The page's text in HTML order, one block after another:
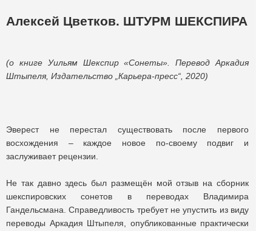
Алексей Цветков. ШТУРМ ШЕКСПИРА
(о книге Уильям Шекспир «Сонеты». Перевод Аркадия
Штыпеля, Издательство „Карьера-пресс“, 2020)
Эверест не перестал существовать после первого
восхождения – каждое новое по-своему подвиг и
заслуживает рецензии.
Не так давно здесь был размещён мой отзыв на сборник
шекспировских сонетов в переводах Владимира
Гандельсмана. Справедливость требует не упустить из виду
переводы Аркадия Штыпеля, опубликованные практически